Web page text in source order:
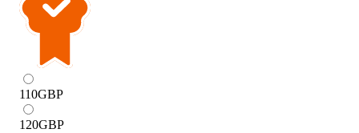
110GBP
120GBP